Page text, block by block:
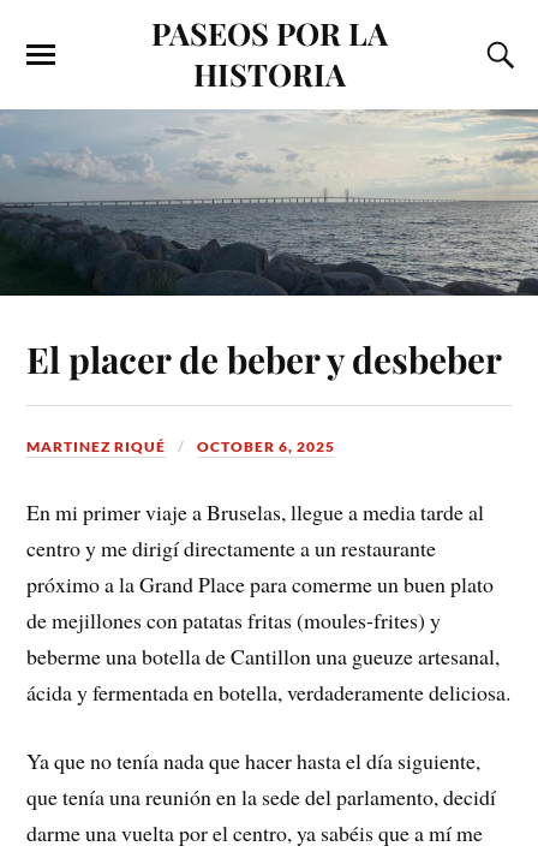
PASEOS POR LA
HISTORIA
El placer de beber y desbeber
MARTINEZ RIQUÉ OCTOBER 6, 2025
En mi primer viaje a Bruselas, llegue a media tarde al
centro y me dirigí directamente a un restaurante
próximo a la Grand Place para comerme un buen plato
de mejillones con patatas fritas (moules-frites) y
beberme una botella de Cantillon una gueuze artesanal,
ácida y fermentada en botella, verdaderamente deliciosa.
Ya que no tenía nada que hacer hasta el día siguiente,
que tenía una reunión en la sede del parlamento, decidí
darme una vuelta por el centro, ya sabéis que a mí me